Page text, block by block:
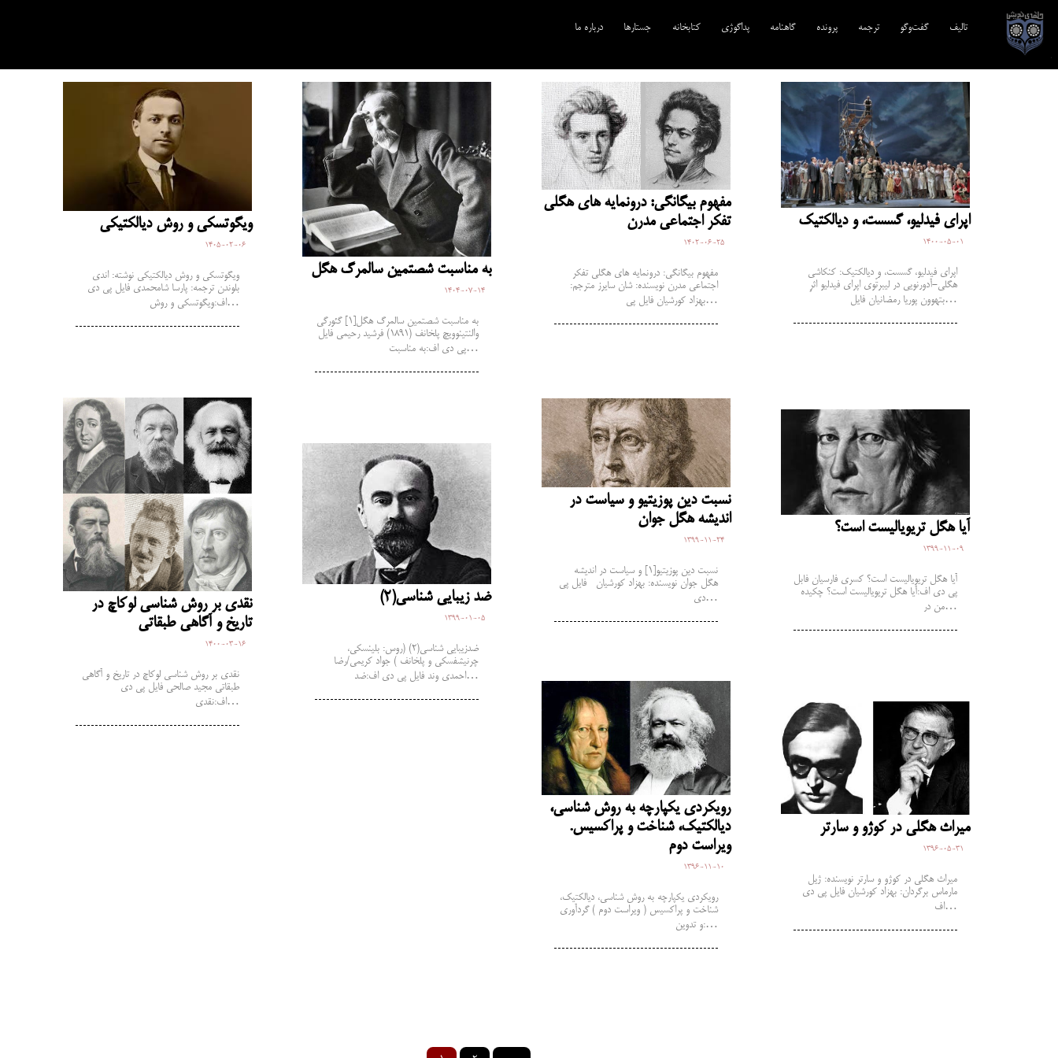
تالیف‎‌ گفت‌وگو ترجمه‌ پرونده گاهنامه پداگوژی کتابخانه جستارها درباره ما
ویگوتسکی و روش دیالکتیکی
1405-02-06
ویگوتسکی و روش دیالکتیکی نوشته: اندی
بلوندن ترجمه: پارسا شامحمدی فایل پی دی
اف:ویگوتسکی و روش…
به مناسبت شصتمین سالمرگ هگل
1404-07-14
به مناسبت شصتمین سالمرگ هگل[1] گئورگی
والنتینوویچ پلخانف (1891) فرشید رحیمی فایل
پی دی اف:به مناسبت…
مفهوم بیگانگی: درون‏مایه ‏های هگلی
تفکر اجتماعی مدرن
1402-06-25
مفهوم بیگانگی: درون‏مایه ‏های هگلی تفکر
اجتماعی مدرن نویسنده: شان سایرز مترجم:
بهزاد کورشیان فایل پی…
اپرای فیدلیو، گسست، و دیالکتیک
1400-05-01
اپرای فیدلیو، گسست، و دیالکتیک: کنکاشی
هگلی-آدورنویی در لیبرتّوی اپرای فیدلیو اثرِ
بتهوون پوریا رمضانیان فایل…
نقدی بر روش شناسی لوکاچ در
تاریخ و آگاهی طبقاتی
1400-03-16
نقدی بر روش شناسی لوکاچ در تاریخ و آگاهی
طبقاتی مجید صالحی فایل پی دی
اف:نقدی…
نسبت دین پوزیتیو و سیاست در
اندیشه هگل جوان
1399-11-24
نسبت دین پوزیتیو[1] و سیاست در اندیشه
هگل جوان نویسنده: بهزاد کورشیان فایل پی
دی…
آیا هگل تریویالیست است؟
1399-11-09
آیا هگل تریویالیست است؟ کسری فارسیان فابل
پی دی اف:آیا هگل تریویالیست است؟ چکیده
من در…
ضد زیبایی شناسی(2)
1399-01-05
ضدزیبایی شناسی(2) (روس: بلینسکی،
چرنیشفسکی و پلخانف ) جواد کریمی/رضا
احمدی وند فایل پی دی اف:ضد…
رویکردی یکپارچه به روش شناسی،
دیالکتیک، شناخت و پراکسیس.
ویراست دوم
1396-11-10
رویکردی یکپارچه به روش شناسی، دیالکتیک،
شناخت و پراکسیس ( ویراست دوم ) گردآوری
و تدوین:…
میراث هگلی در کوژو و سارتر
1396-05-31
میراث هگلی در کوژو و سارتر نویسنده: ژیل
مارماس برگردان: بهزاد کورشیان فایل پی دی
اف…